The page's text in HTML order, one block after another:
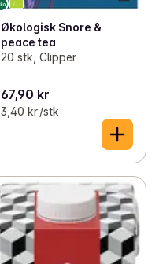
Økologisk Snore &
peace tea
20 stk, Clipper
67,90 kr
3,40 kr /stk